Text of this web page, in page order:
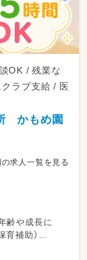
OK / 残業な
ラブ支給 / 医
かもめ園
求人一覧を見る
齢や成長に
育補助）